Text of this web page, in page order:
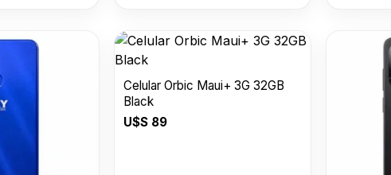
Celular Orbic Maui+ 3G 32GB
Black
U$S89